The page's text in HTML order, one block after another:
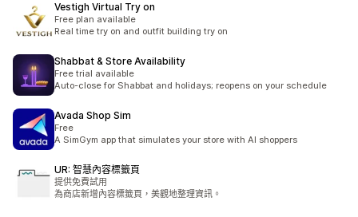
Vestigh Virtual Try on
Free plan available
Real time try on and outfit building try on
Shabbat & Store Availability
Free trial available
Auto-close for Shabbat and holidays; reopens on your schedule
Avada Shop Sim
Free
A SimGym app that simulates your store with AI shoppers
UR: 智慧內容標籤頁
提供免費試用
為商店新增內容標籤頁，美觀地整理資訊。